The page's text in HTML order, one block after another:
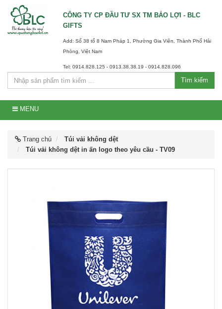
CÔNG TY CP ĐẦU TƯ SX TM BẢO LỢI - BLC
GIFTS
Add: Số 38 tổ 8 Nam Pháp 1, Phường Gia Viên, Thành Phố Hải
Phòng, Việt Nam
Tel: 0914.828.125 - 0913.38.38.19 - 0914.828.096
Tìm kiếm
MENU
Trang chủ
Túi vải không dệt
Túi vải không dệt in ấn logo theo yêu cầu - TV09